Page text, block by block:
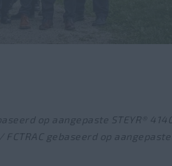
op aangepaste STEYR® 4140
gebaseerd op aangepaste